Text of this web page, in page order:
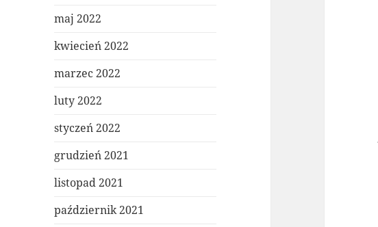
maj 2022
kwiecień 2022
marzec 2022
luty 2022
styczeń 2022
grudzień 2021
listopad 2021
październik 2021